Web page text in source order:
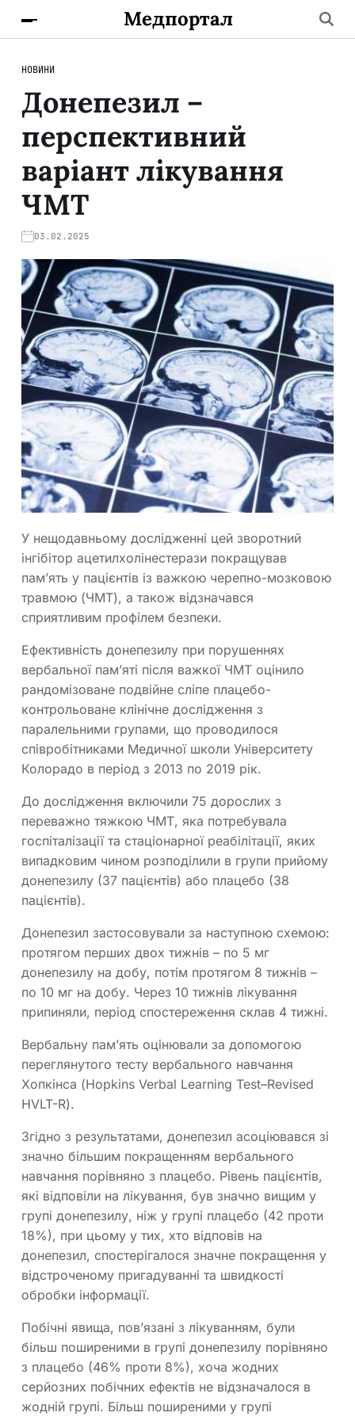
Медпортал
НОВИНИ
Донепезил –
перспективний
варіант лікування
ЧМТ
03.02.2025
У нещодавньому дослідженні цей зворотний
інгібітор ацетилхолінестерази покращував
пам’ять у пацієнтів із важкою черепно-мозковою
травмою (ЧМТ), а також відзначався
сприятливим профілем безпеки.
Ефективність донепезилу при порушеннях
вербальної пам’яті після важкої ЧМТ оцінило
рандомізоване подвійне сліпе плацебо-
контрольоване клінічне дослідження з
паралельними групами, що проводилося
співробітниками Медичної школи Університету
Колорадо в період з 2013 по 2019 рік.
До дослідження включили 75 дорослих з
переважно тяжкою ЧМТ, яка потребувала
госпіталізації та стаціонарної реабілітації, яких
випадковим чином розподілили в групи прийому
донепезилу (37 пацієнтів) або плацебо (38
пацієнтів).
Донепезил застосовували за наступною схемою:
протягом перших двох тижнів – по 5 мг
донепезилу на добу, потім протягом 8 тижнів –
по 10 мг на добу. Через 10 тижнів лікування
припиняли, період спостереження склав 4 тижні.
Вербальну пам’ять оцінювали за допомогою
переглянутого тесту вербального навчання
Хопкінса (Hopkins Verbal Learning Test–Revised
HVLT-R).
Згідно з результатами, донепезил асоціювався зі
значно більшим покращенням вербального
навчання порівняно з плацебо. Рівень пацієнтів,
які відповіли на лікування, був значно вищим у
групі донепезилу, ніж у групі плацебо (42 проти
18%), при цьому у тих, хто відповів на
донепезил, спостерігалося значне покращення у
відстроченому пригадуванні та швидкості
обробки інформації.
Побічні явища, пов’язані з лікуванням, були
більш поширеними в групі донепезилу порівняно
з плацебо (46% проти 8%), хоча жодних
серйозних побічних ефектів не відзначалося в
жодній групі. Більш поширеними у групі